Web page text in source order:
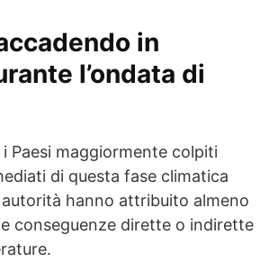
in
l’ondata di
Paesi maggiormente colpiti
di questa fase climatica
hanno attribuito almeno
conseguenze dirette o indirette